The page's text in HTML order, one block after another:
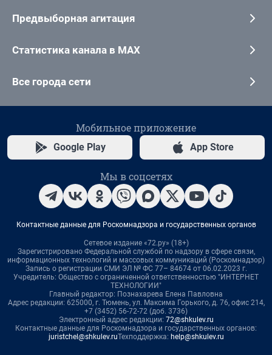
Предвыборная агитация
Статистика канала в MAX
Все города сети
Мобильное приложение
Google Play App Store
Мы в соцсетях
Контактные данные для Роскомнадзора и государственных органов
Сетевое издание «72.ру» (18+)
Зарегистрировано Федеральной службой по надзору в сфере связи,
информационных технологий и массовых коммуникаций (Роскомнадзор)
Запись о регистрации СМИ ЭЛ № ФС 77– 84674 от 06.02.2023 г.
Учредитель: Общество с ограниченной ответственностью "ИНТЕРНЕТ
ТЕХНОЛОГИИ"
Главный редактор: Познахарева Елена Павловна
Адрес редакции: 625000, г. Тюмень, ул. Максима Горького, д. 76, офис 214,
+7 (3452) 56-72-72 (доб. 3736)
Электронный адрес редакции: 72@shkulev.ru
Контактные данные для Роскомнадзора и государственных органов:
juristchel@shkulev.ruТехподдержка: help@shkulev.ru